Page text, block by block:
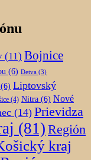
(11) Bojnice
(6) Detva (3)
(6) Liptovský
(4) Nitra (6) Nové
(14) Prievidza
(81) Región
kraj